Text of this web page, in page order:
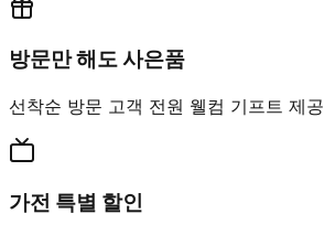
방문만 해도 사은품
선착순 방문 고객 전원 웰컴 기프트 제공
가전 특별 할인